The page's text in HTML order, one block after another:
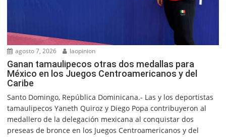
agosto 7, 2026 laopinion
Ganan tamaulipecos otras dos medallas para
México en los Juegos Centroamericanos y del
Caribe
Santo Domingo, República Dominicana.- Las y los deportistas
tamaulipecos Yaneth Quiroz y Diego Popa contribuyeron al
medallero de la delegación mexicana al conquistar dos
preseas de bronce en los Juegos Centroamericanos y del